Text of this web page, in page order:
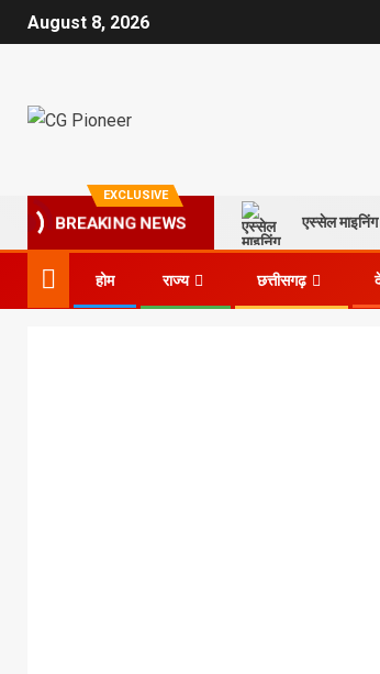
August 8, 2026
EXCLUSIVE
BREAKING NEWS एस्सेल माइनिंग
होम राज्य छत्तीसगढ़